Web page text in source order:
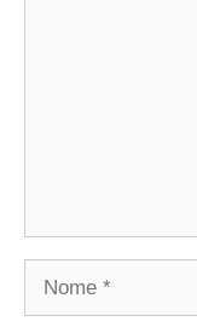
Nome